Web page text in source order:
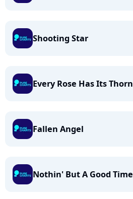
Shooting Star
Every Rose Has Its Thorn
Fallen Angel
Nothin' But A Good Time